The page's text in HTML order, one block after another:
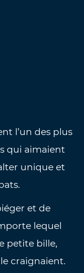
l’un des plus
qui aimaient
unique et
et de
lequel
petite bille,
le craignaient.